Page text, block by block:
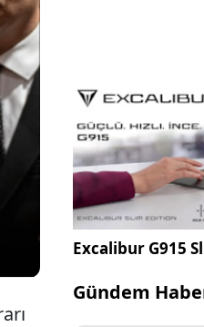
Excalibur G915
Gündem